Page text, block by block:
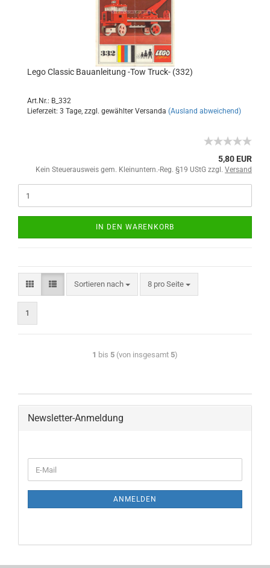
Lego Classic Bauanleitung -Tow Truck- (332)
Art.Nr.: B_332
Lieferzeit: 3 Tage, zzgl. gewählter Versanda (Ausland abweichend)
5,80 EUR
Kein Steuerausweis gem. Kleinuntern.-Reg. §19 UStG zzgl. Versand
IN DEN WARENKORB
Sortieren nach 8 pro Seite
1
1 bis 5 (von insgesamt 5)
Newsletter-Anmeldung
ANMELDEN